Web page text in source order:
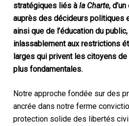
stratégiques liés àla Charte,
auprès des décideurs politiques
ainsi que de l’éducation du public,
inlassablement aux restrictions
larges qui privent les citoyens
plus fondamentales.
Notre approche fondée sur des
ancrée dans notre ferme
protection solide des libertés